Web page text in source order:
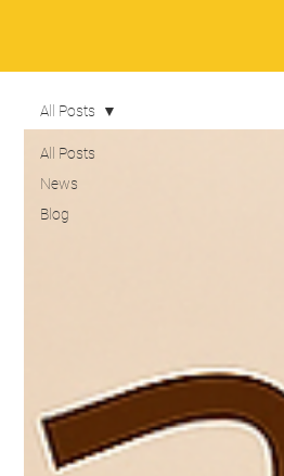
All Posts
News
Blog
All Posts